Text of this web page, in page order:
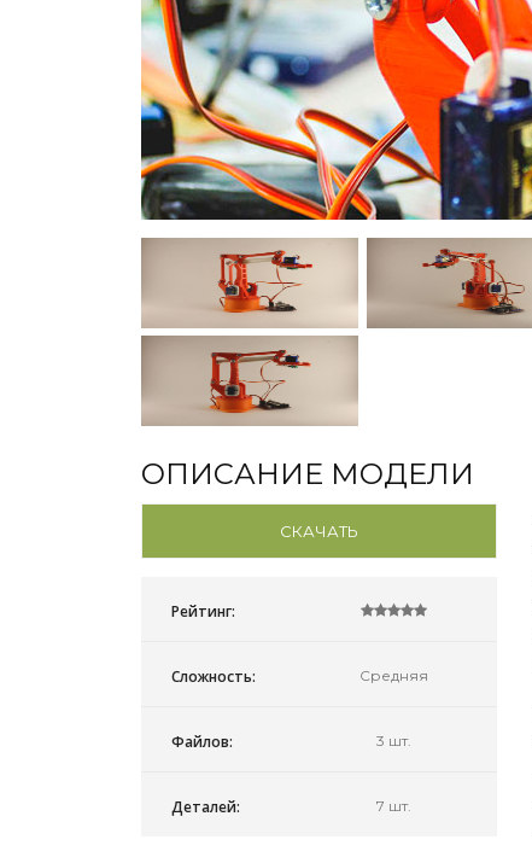
ОПИСАНИЕ МОДЕЛИ
СКАЧАТЬ
Рейтинг:
Сложность: Средняя
Файлов: 3 шт.
Деталей: 7 шт.